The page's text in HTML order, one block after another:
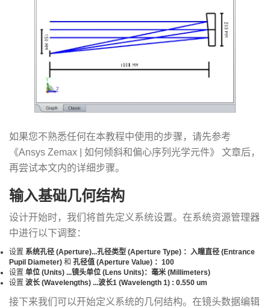
如果您不熟悉任何在本教程中使用的步骤，请先参考
《Ansys Zemax | 如何倾斜和偏心序列光学元件》 文章后，
再尝试本文内的详细步骤。
输入基础几何结构
设计开始时，我们将首先定义系统设置。在系统资源管理器
中进行以下调整：
设置 系统孔径 (Aperture)...孔径类型 (Aperture Type) ：入瞳直径 (Entrance
Pupil Diameter) 和 孔径值 (Aperture Value) ：100
设置 单位 (Units) ...镜头单位 (Lens Units)：毫米 (Millimeters)
设置 波长 (Wavelengths) ...波长1 (Wavelength 1) : 0.550 um
接下来我们可以开始定义系统的几何结构。在镜头数据编辑